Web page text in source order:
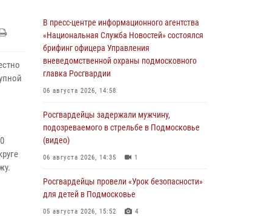
В пресс-центре информационного агентства
«Национальная Служба Новостей» состоялся
брифинг офицера Управления
вневедомственной охраны подмосковного
главка Росгвардии
06 августа 2026, 14:58
Росгвардейцы задержали мужчину,
подозреваемого в стрельбе в Подмосковье
(видео)
06 августа 2026, 14:35 1
Росгвардейцы провели «Урок безопасности»
для детей в Подмосковье
05 августа 2026, 15:52 4